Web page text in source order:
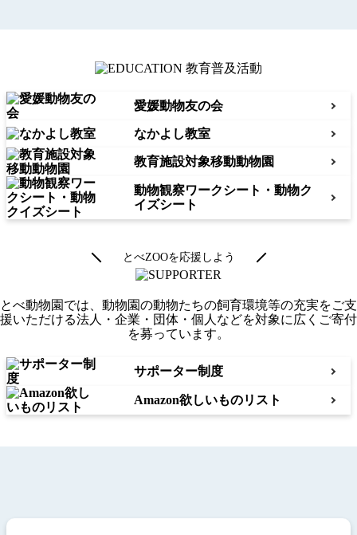
愛媛動物友の会
なかよし教室
教育施設対象移動動物園
動物観察ワークシート ・動物ク
イズシート
とべZOOを応援しよう
とべ動物園では、動物園の動物たちの飼育環境等の充実をご支
援いただける法人・企業・団体・個人などを対象に広くご寄付
を募っています。
サポーター制度
Amazon欲しいものリスト